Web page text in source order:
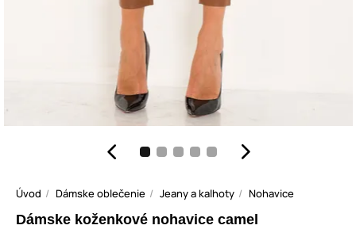
Úvod Dámske oblečenie Jeany a kalhoty Nohavice
Dámske koženkové nohavice camel